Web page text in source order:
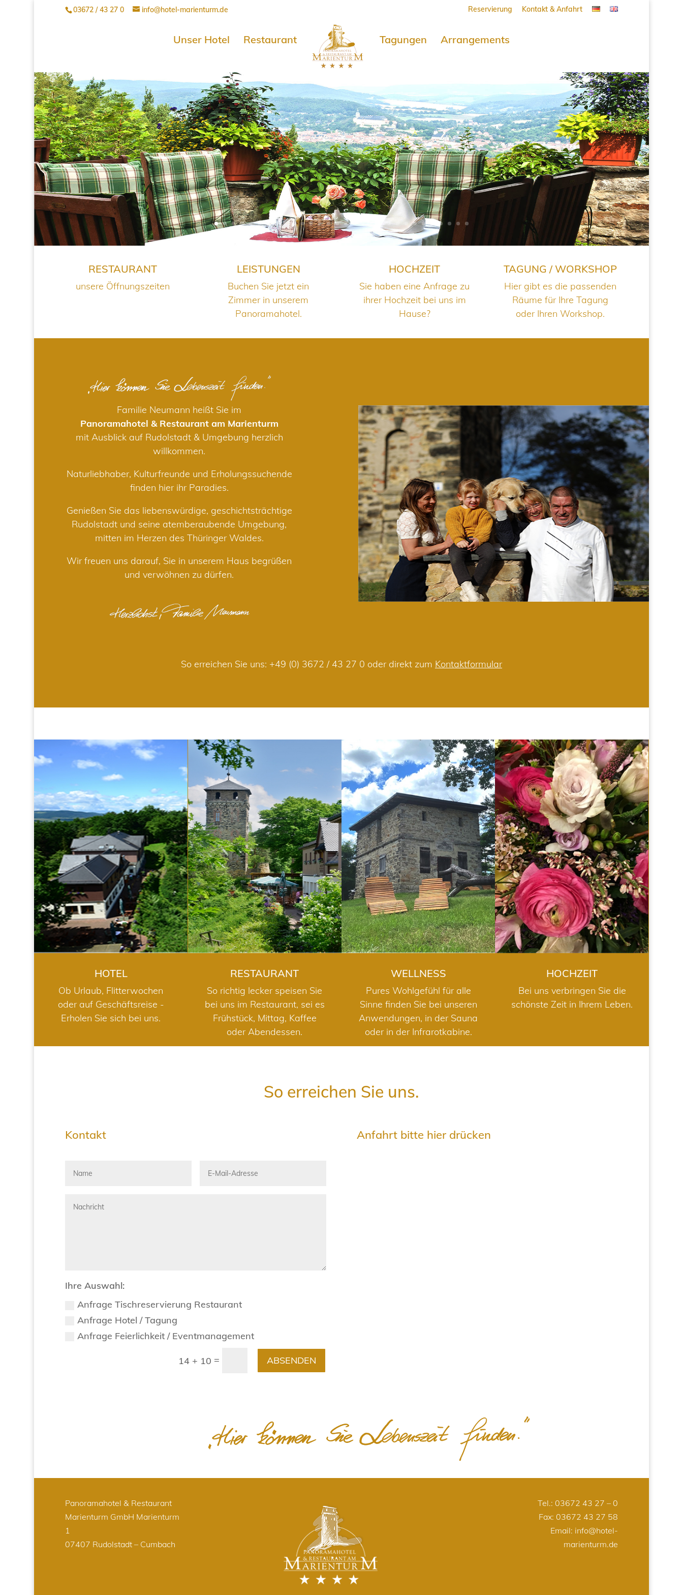
03672 / 43 27 0 info@hotel-marienturm.de Reservierung Kontakt & Anfahrt
Unser Hotel Restaurant Tagungen Arrangements
RESTAURANT
unsere Öffnungszeiten
LEISTUNGEN
Buchen Sie jetzt ein
Zimmer in unserem
Panoramahotel.
HOCHZEIT
Sie haben eine Anfrage zu
ihrer Hochzeit bei uns im
Hause?
TAGUNG / WORKSHOP
Hier gibt es die passenden
Räume für Ihre Tagung
oder Ihren Workshop.
Familie Neumann heißt Sie im
Panoramahotel & Restaurant am Marienturm
mit Ausblick auf Rudolstadt & Umgebung herzlich
willkommen.
Naturliebhaber, Kulturfreunde und Erholungssuchende
finden hier ihr Paradies.
Genießen Sie das liebenswürdige, geschichtsträchtige
Rudolstadt und seine atemberaubende Umgebung,
mitten im Herzen des Thüringer Waldes.
Wir freuen uns darauf, Sie in unserem Haus begrüßen
und verwöhnen zu dürfen.
So erreichen Sie uns: +49 (0) 3672 / 43 27 0 oder direkt zum Kontaktformular
HOTEL
HOTEL
Ob Urlaub, Flitterwochen
oder auf Geschäftsreise -
Erholen Sie sich bei uns.
RESTAURANT
RESTAURANT
So richtig lecker speisen Sie
bei uns im Restaurant, sei es
Frühstück, Mittag, Kaffee
oder Abendessen.
WELLNESS
WELLNESS
Pures Wohlgefühl für alle
Sinne finden Sie bei unseren
Anwendungen, in der Sauna
oder in der Infrarotkabine.
HOCHZEIT
HOCHZEIT
Bei uns verbringen Sie die
schönste Zeit in Ihrem Leben.
So erreichen Sie uns.
Kontakt
Ihre Auswahl:
Anfrage Tischreservierung Restaurant
Anfrage Hotel / Tagung
Anfrage Feierlichkeit / Eventmanagement
14 + 10 = ABSENDEN
Anfahrt bitte hier drücken
Panoramahotel & Restaurant
Marienturm GmbH Marienturm
1
07407 Rudolstadt – Cumbach
Tel.: 03672 43 27 – 0
Fax: 03672 43 27 58
Email: info@hotel-
marienturm.de